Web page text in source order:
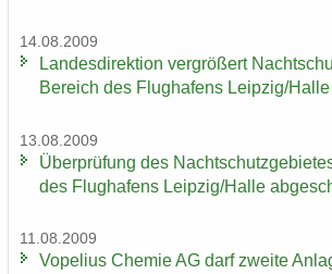
14.08.2009
Lan­des­di­rek­ti­on ver­grö­ßert
Be­reich des Flug­ha­fens Leip­zig/Halle
13.08.2009
Über­prü­fung des
des Flug­ha­fens Leip­zig/Halle
11.08.2009
Vo­pe­li­us Che­mie AG darf zwei­te